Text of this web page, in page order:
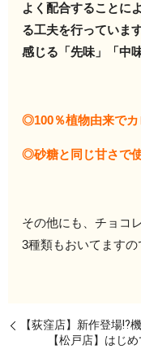
よく配合することに
る工夫を行っていま
感じる「先味」「中
◎100％植物由来でカ
◎砂糖と同じ甘さで
その他にも、チョコ
3種類もおいてます
【荻窪店】新作登場⁉
【松戸店】はじ